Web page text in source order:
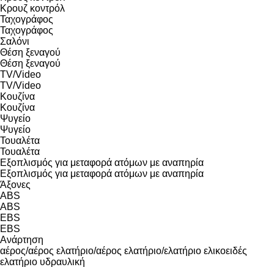
Κρουζ κοντρόλ
Ταχογράφος
Ταχογράφος
Σαλόνι
Θέση ξεναγού
Θέση ξεναγού
TV/Video
TV/Video
Κουζίνα
Κουζίνα
Ψυγείο
Ψυγείο
Τουαλέτα
Τουαλέτα
Εξοπλισμός για μεταφορά ατόμων με αναπηρία
Εξοπλισμός για μεταφορά ατόμων με αναπηρία
Άξονες
ABS
ABS
EBS
EBS
Ανάρτηση
αέρος/αέρος ελατήριο/αέρος ελατήριο/ελατήριο ελικοειδές
ελατήριο υδραυλική